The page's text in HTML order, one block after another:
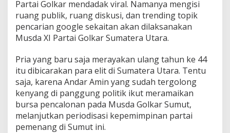
Partai Golkar mendadak viral. Namanya mengisi
ruang publik, ruang diskusi, dan trending topik
pencarian google sekaitan akan dilaksanakan
Musda XI Partai Golkar Sumatera Utara.
Pria yang baru saja merayakan ulang tahun ke 44
itu dibicarakan para elit di Sumatera Utara. Tentu
saja, karena Andar Amin yang sudah tergolong
kenyang di panggung politik ikut meramaikan
bursa pencalonan pada Musda Golkar Sumut,
melanjutkan periodisasi kepemimpinan partai
pemenang di Sumut ini.